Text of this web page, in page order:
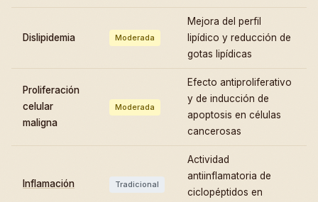
Dislipidemia Moderada
Mejora del perfil
lipídico y reducción de
gotas lipídicas
Proliferación
celular
maligna
Moderada
Efecto antiproliferativo
y de inducción de
apoptosis en células
cancerosas
Inflamación Tradicional
Actividad
antiinflamatoria de
ciclopéptidos en